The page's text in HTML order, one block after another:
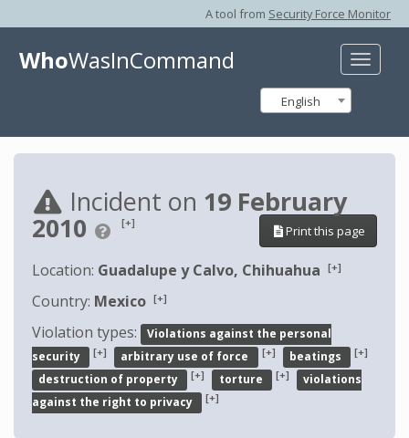
A tool from Security Force Monitor
Toggle
WhoWasInCommand
English
Incident on 19 February
2010 [+]
Print this page
Location: Guadalupe y Calvo, Chihuahua [+]
Country: Mexico [+]
Violation types:
Violations against the personal
security
[+] arbitrary use of force [+] beatings [+]
destruction of property [+] torture [+]
violations
against the right to privacy
[+]